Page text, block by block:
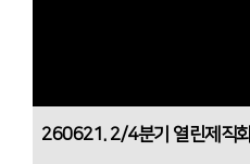
260621. 2/4분기 열린제직회